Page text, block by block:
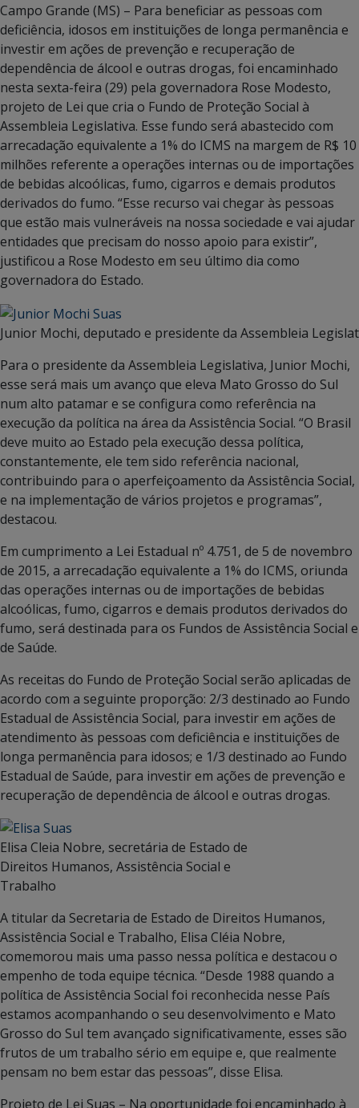
Campo Grande (MS) – Para beneficiar as pessoas com
deficiência, idosos em instituições de longa permanência e
investir em ações de prevenção e recuperação de
dependência de álcool e outras drogas, foi encaminhado
nesta sexta-feira (29) pela governadora Rose Modesto,
projeto de Lei que cria o Fundo de Proteção Social à
Assembleia Legislativa. Esse fundo será abastecido com
arrecadação equivalente a 1% do ICMS na margem de R$ 10
milhões referente a operações internas ou de importações
de bebidas alcoólicas, fumo, cigarros e demais produtos
derivados do fumo. “Esse recurso vai chegar às pessoas
que estão mais vulneráveis na nossa sociedade e vai ajudar
entidades que precisam do nosso apoio para existir”,
justificou a Rose Modesto em seu último dia como
governadora do Estado.
Junior Mochi, deputado e presidente da Assembleia
Para o presidente da Assembleia Legislativa, Junior Mochi,
esse será mais um avanço que eleva Mato Grosso do Sul
num alto patamar e se configura como referência na
execução da política na área da Assistência Social. “O Brasil
deve muito ao Estado pela execução dessa política,
constantemente, ele tem sido referência nacional,
contribuindo para o aperfeiçoamento da Assistência Social,
e na implementação de vários projetos e programas”,
destacou.
Em cumprimento a Lei Estadual nº 4.751, de 5 de novembro
de 2015, a arrecadação equivalente a 1% do ICMS, oriunda
das operações internas ou de importações de bebidas
alcoólicas, fumo, cigarros e demais produtos derivados do
fumo, será destinada para os Fundos de Assistência Social e
de Saúde.
As receitas do Fundo de Proteção Social serão aplicadas de
acordo com a seguinte proporção: 2/3 destinado ao Fundo
Estadual de Assistência Social, para investir em ações de
atendimento às pessoas com deficiência e instituições de
longa permanência para idosos; e 1/3 destinado ao Fundo
Estadual de Saúde, para investir em ações de prevenção e
recuperação de dependência de álcool e outras drogas.
Elisa Cleia Nobre, secretária de Estado de
Direitos Humanos, Assistência Social e
Trabalho
A titular da Secretaria de Estado de Direitos Humanos,
Assistência Social e Trabalho, Elisa Cléia Nobre,
comemorou mais uma passo nessa política e destacou o
empenho de toda equipe técnica. “Desde 1988 quando a
política de Assistência Social foi reconhecida nesse País
estamos acompanhando o seu desenvolvimento e Mato
Grosso do Sul tem avançado significativamente, esses são
frutos de um trabalho sério em equipe e, que realmente
pensam no bem estar das pessoas”, disse Elisa.
Projeto de Lei Suas – Na oportunidade foi encaminhado à